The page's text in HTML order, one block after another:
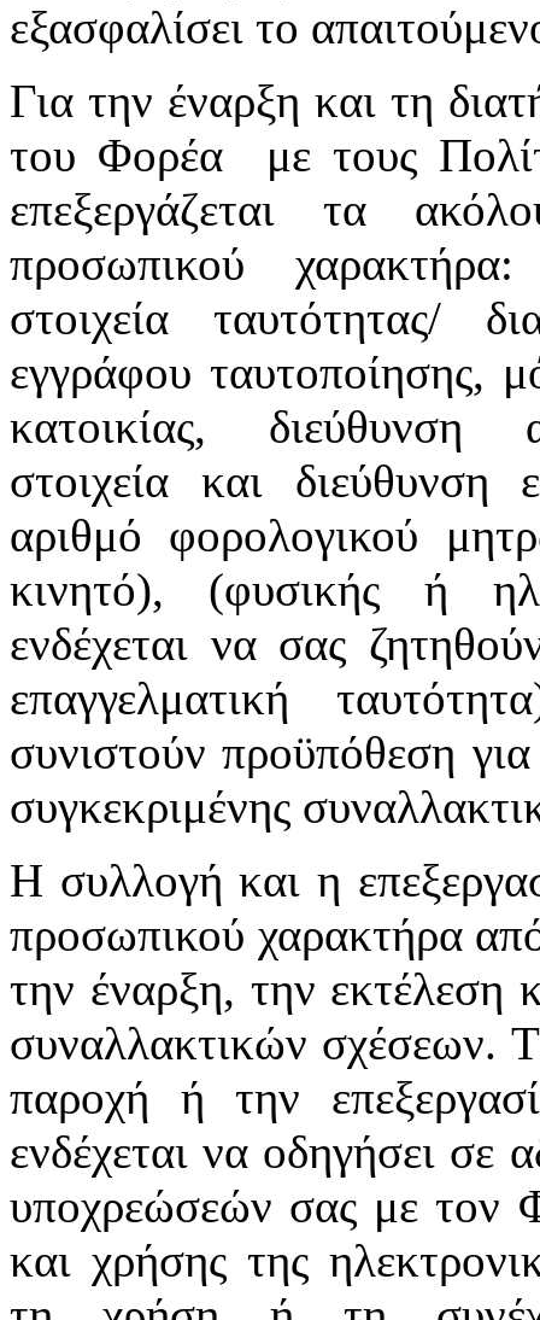
εξασφαλίσει το
Για την έναρξη και τη
του Φορέα με τους
επεξεργάζεται τα
προσωπικού
στοιχεία ταυτότητας/
εγγράφου ταυτοποίησης,
κατοικίας, διεύθυνση
στοιχεία και διεύθυνση
αριθμό φορολογικού
κινητό), (φυσικής ή
ενδέχεται να σας
επαγγελματική
συνιστούν προϋπόθεση
συγκεκριμένης
Η συλλογή και η
προσωπικού χαρακτήρα
την έναρξη, την εκτέλεση
συναλλακτικών σχέσεων.
παροχή ή την
ενδέχεται να οδηγήσει σε
υποχρεώσεών σας με τον
και χρήσης της